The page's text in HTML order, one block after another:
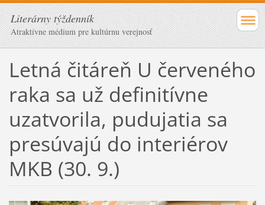
Literárny týždenník
Atraktívne médium pre kultúrnu verejnosť
Letná čitáreň U červeného
raka sa už definitívne
uzatvorila, pudujatia sa
presúvajú do interiérov
MKB (30. 9.)